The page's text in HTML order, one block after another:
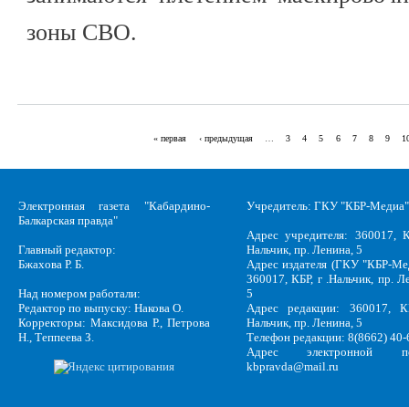
зоны СВО.
« первая ‹ предыдущая 3 4 5 6 7 8 9
Электронная газета "Кабардино-
Балкарская правда"
Главный редактор:
Бжахова Р. Б.
Над номером работали:
Редактор по выпуску: Накова О.
Корректоры: Максидова Р., Петрова
Н., Теппеева З.
Учредитель: ГКУ "КБР-Медиа"
Адрес учредителя: 360017,
Нальчик, пр. Ленина, 5
Адрес издателя (ГКУ "КБР-
360017, КБР, г .Нальчик, пр.
5
Адрес редакции: 360017,
Нальчик, пр. Ленина, 5
Телефон редакции: 8(8662)
Адрес электронной
kbpravda@mail.ru